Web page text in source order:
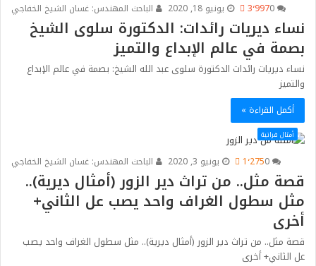
الباحث المهندس: غسان الشيخ الخفاجي يونيو 18, 2020 3٬997
نساء ديريات رائدات: الدكتورة سلوى الشيخ
بصمة في عالم الإبداع والتميز
نساء ديريات رائدات الدكتورة سلوى عبد الله الشيخ: بصمة في عالم الإبداع
والتميز
أكمل القراءة »
أمثال فراتية
الباحث المهندس: غسان الشيخ الخفاجي يونيو 3, 2020 1٬275
قصة مثل.. من تراث دير الزور (أمثال ديرية)..
مثل سطول الغراف واحد يصب عل الثاني+
أخرى
قصة مثل.. من تراث دير الزور (أمثال ديرية).. مثل سطول الغراف واحد يصب
عل الثاني+ أخرى